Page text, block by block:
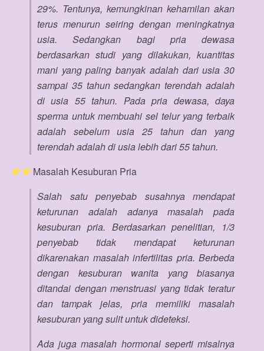
29%. Tentunya, kemungkinan kehamilan akan
terus menurun seiring dengan meningkatnya
usia. Sedangkan bagi pria dewasa
berdasarkan studi yang dilakukan, kuantitas
mani yang paling banyak adalah dari usia 30
sampai 35 tahun sedangkan terendah adalah
di usia 55 tahun. Pada pria dewasa, daya
sperma untuk membuahi sel telur yang terbaik
adalah sebelum usia 25 tahun dan yang
terendah adalah di usia lebih dari 55 tahun.
Masalah Kesuburan Pria
Salah satu penyebab susahnya mendapat
keturunan adalah adanya masalah pada
kesuburan pria. Berdasarkan penelitian, 1/3
penyebab tidak mendapat keturunan
dikarenakan masalah infertilitas pria. Berbeda
dengan kesuburan wanita yang biasanya
ditandai dengan menstruasi yang tidak teratur
dan tampak jelas, pria memiliki masalah
kesuburan yang sulit untuk dideteksi.
Ada juga masalah hormonal seperti misalnya